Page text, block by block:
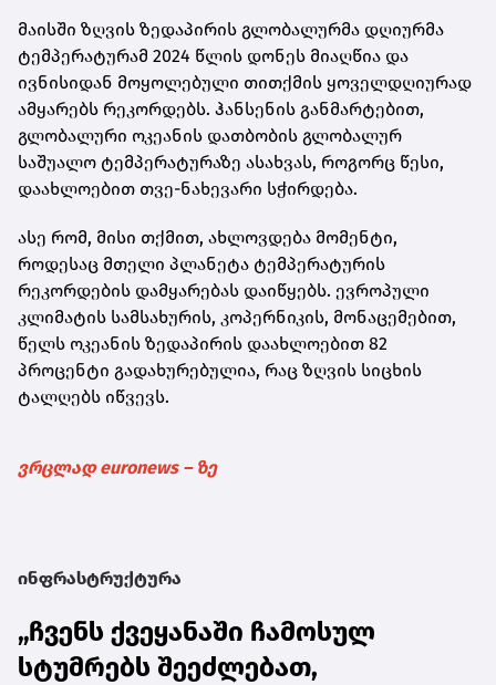
მაისში ზღვის ზედაპირის გლობალურმა დღიურმა
ტემპერატურამ 2024 წლის დონეს მიაღწია და
ივნისიდან მოყოლებული თითქმის ყოველდღიურად
ამყარებს რეკორდებს. ჰანსენის განმარტებით,
გლობალური ოკეანის დათბობის გლობალურ
საშუალო ტემპერატურაზე ასახვას, როგორც წესი,
დაახლოებით თვე-ნახევარი სჭირდება.
ასე რომ, მისი თქმით, ახლოვდება მომენტი,
როდესაც მთელი პლანეტა ტემპერატურის
რეკორდების დამყარებას დაიწყებს. ევროპული
კლიმატის სამსახურის, კოპერნიკის, მონაცემებით,
წელს ოკეანის ზედაპირის დაახლოებით 82
პროცენტი გადახურებულია, რაც ზღვის სიცხის
ტალღებს იწვევს.
ვრცლად euronews – ზე
ინფრასტრუქტურა
„ჩვენს ქვეყანაში ჩამოსულ
სტუმრებს შეეძლებათ,